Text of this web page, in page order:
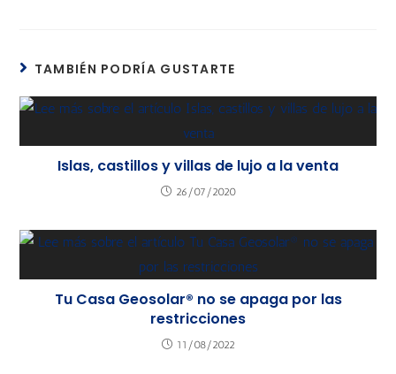
TAMBIÉN PODRÍA GUSTARTE
Islas, castillos y villas de lujo a la venta
26/07/2020
Tu Casa Geosolar® no se apaga por las
restricciones
11/08/2022